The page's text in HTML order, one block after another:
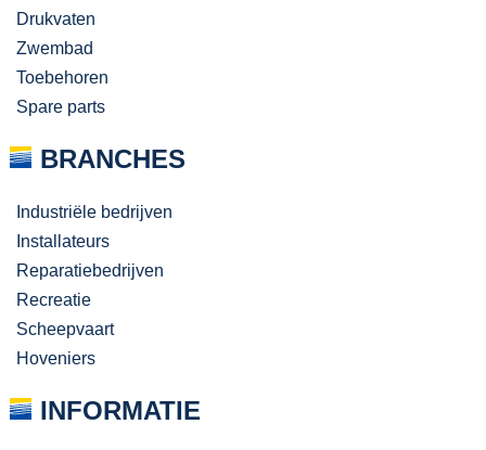
Drukvaten
Zwembad
Toebehoren
Spare parts
BRANCHES
Industriële bedrijven
Installateurs
Reparatiebedrijven
Recreatie
Scheepvaart
Hoveniers
INFORMATIE